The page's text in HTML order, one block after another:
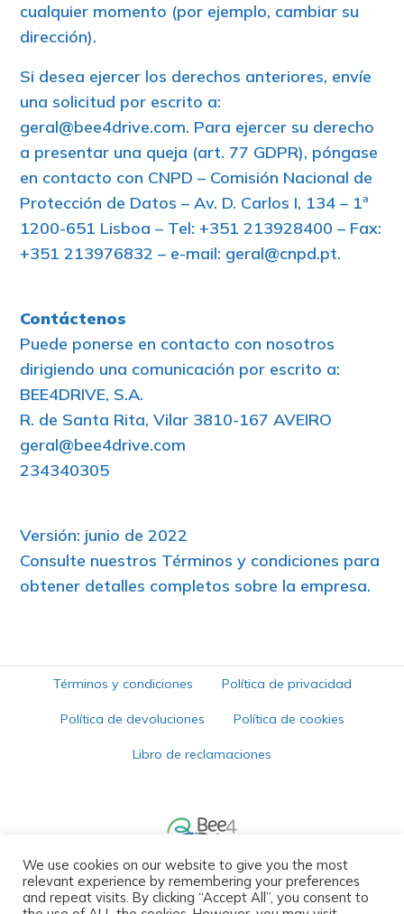
cualquier momento (por ejemplo, cambiar su
dirección).
Si desea ejercer los derechos anteriores, envíe
una solicitud por escrito a:
geral@bee4drive.com. Para ejercer su derecho
a presentar una queja (art. 77 GDPR), póngase
en contacto con CNPD – Comisión Nacional de
Protección de Datos – Av. D. Carlos I, 134 – 1ª
1200-651 Lisboa – Tel: +351 213928400 – Fax:
+351 213976832 – e-mail: geral@cnpd.pt.
Contáctenos
Puede ponerse en contacto con nosotros
dirigiendo una comunicación por escrito a:
BEE4DRIVE, S.A.
R. de Santa Rita, Vilar 3810-167 AVEIRO
geral@bee4drive.com
234340305
Versión: junio de 2022
Consulte nuestros Términos y condiciones para
obtener detalles completos sobre la empresa.
Términos y condiciones Política de privacidad
Política de devoluciones Política de cookies
Libro de reclamaciones
©Bee4Drive, S.A. | Sede: Travessa de Santa Rita, nº 7, Vilar,
Aveiro | NPC 516317741 - Todos os direitos reservados.
We use cookies on our website to give you the most
relevant experience by remembering your preferences
and repeat visits. By clicking “Accept All”, you consent to